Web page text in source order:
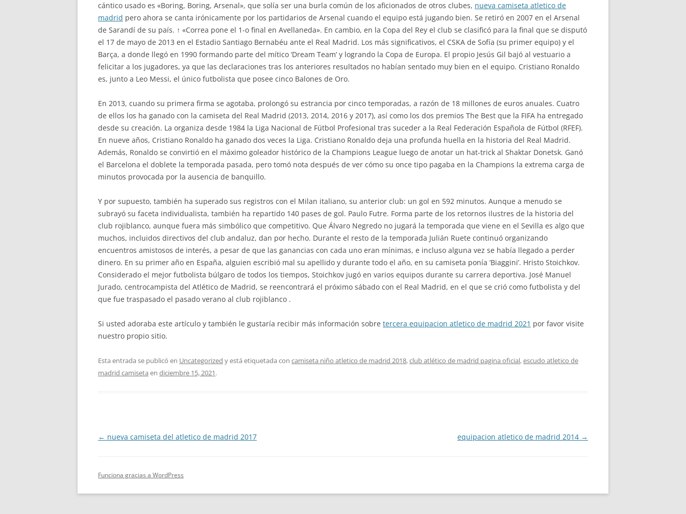
cántico usado es «Boring, Boring, Arsenal», que solía ser una burla común de los aficionados de otros clubes, nueva camiseta atletico de
madrid pero ahora se canta irónicamente por los partidarios de Arsenal cuando el equipo está jugando bien. Se retiró en 2007 en el Arsenal
de Sarandí de su país. ↑ «Correa pone el 1-o final en Avellaneda». En cambio, en la Copa del Rey el club se clasificó para la final que se disputó
el 17 de mayo de 2013 en el Estadio Santiago Bernabéu ante el Real Madrid. Los más significativos, el CSKA de Sofía (su primer equipo) y el
Barça, a donde llegó en 1990 formando parte del mítico ‘Dream Team’ y logrando la Copa de Europa. El propio Jesús Gil bajó al vestuario a
felicitar a los jugadores, ya que las declaraciones tras los anteriores resultados no habían sentado muy bien en el equipo. Cristiano Ronaldo
es, junto a Leo Messi, el único futbolista que posee cinco Balones de Oro.
En 2013, cuando su primera firma se agotaba, prolongó su estrancia por cinco temporadas, a razón de 18 millones de euros anuales. Cuatro
de ellos los ha ganado con la camiseta del Real Madrid (2013, 2014, 2016 y 2017), así como los dos premios The Best que la FIFA ha entregado
desde su creación. La organiza desde 1984 la Liga Nacional de Fútbol Profesional tras suceder a la Real Federación Española de Fútbol (RFEF).
En nueve años, Cristiano Ronaldo ha ganado dos veces la Liga. Cristiano Ronaldo deja una profunda huella en la historia del Real Madrid.
Además, Ronaldo se convirtió en el máximo goleador histórico de la Champions League luego de anotar un hat-trick al Shaktar Donetsk. Ganó
el Barcelona el doblete la temporada pasada, pero tomó nota después de ver cómo su once tipo pagaba en la Champions la extrema carga de
minutos provocada por la ausencia de banquillo.
Y por supuesto, también ha superado sus registros con el Milan italiano, su anterior club: un gol en 592 minutos. Aunque a menudo se
subrayó su faceta individualista, también ha repartido 140 pases de gol. Paulo Futre. Forma parte de los retornos ilustres de la historia del
club rojiblanco, aunque fuera más simbólico que competitivo. Que Álvaro Negredo no jugará la temporada que viene en el Sevilla es algo que
muchos, incluidos directivos del club andaluz, dan por hecho. Durante el resto de la temporada Julián Ruete continuó organizando
encuentros amistosos de interés, a pesar de que las ganancias con cada uno eran mínimas, e incluso alguna vez se había llegado a perder
dinero. En su primer año en España, alguien escribió mal su apellido y durante todo el año, en su camiseta ponía ’Biaggini’. Hristo Stoichkov.
Considerado el mejor futbolista búlgaro de todos los tiempos, Stoichkov jugó en varios equipos durante su carrera deportiva. José Manuel
Jurado, centrocampista del Atlético de Madrid, se reencontrará el próximo sábado con el Real Madrid, en el que se crió como futbolista y del
que fue traspasado el pasado verano al club rojiblanco .
Si usted adoraba este artículo y también le gustaría recibir más información sobre tercera equipacion atletico de madrid 2021 por favor visite
nuestro propio sitio.
Esta entrada se publicó en Uncategorized y está etiquetada con camiseta niño atletico de madrid 2018,club atlético de madrid pagina oficial,escudo atletico de
madrid camiseta en diciembre 15, 2021.
Navegación
← nueva camiseta del atletico de madrid 2017 equipacion atletico de madrid 2014 →
Funciona gracias a WordPress